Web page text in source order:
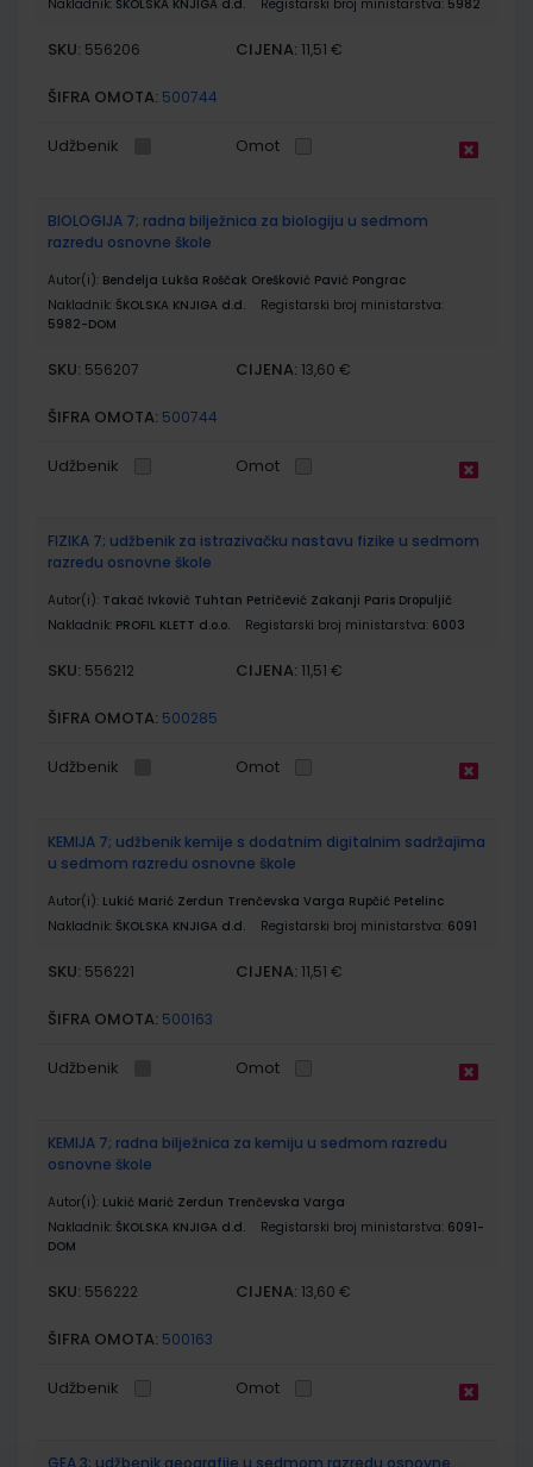
Nakladnik: ŠKOLSKA KNJIGA d.d. Registarski broj ministarstva: 5982
SKU: 556206 CIJENA: 11,51 €
ŠIFRA OMOTA: 500744
Udžbenik Omot
BIOLOGIJA 7; radna bilježnica za biologiju u sedmom
razredu osnovne škole
Autor(i): Bendelja Lukša Roščak Orešković Pavić Pongrac
Nakladnik: ŠKOLSKA KNJIGA d.d.
Registarski broj ministarstva:
5982-DOM
SKU: 556207 CIJENA: 13,60 €
ŠIFRA OMOTA: 500744
Udžbenik Omot
FIZIKA 7; udžbenik za istrazivačku nastavu fizike u sedmom
razredu osnovne škole
Autor(i): Takač Ivković Tuhtan Petričević Zakanji Paris Dropuljić
Nakladnik: PROFIL KLETT d.o.o. Registarski broj ministarstva: 6003
SKU: 556212 CIJENA: 11,51 €
ŠIFRA OMOTA: 500285
Udžbenik Omot
KEMIJA 7; udžbenik kemije s dodatnim digitalnim sadržajima
u sedmom razredu osnovne škole
Autor(i): Lukić Marić Zerdun Trenčevska Varga Rupčić Petelinc
Nakladnik: ŠKOLSKA KNJIGA d.d. Registarski broj ministarstva: 6091
SKU: 556221 CIJENA: 11,51 €
ŠIFRA OMOTA: 500163
Udžbenik Omot
KEMIJA 7; radna bilježnica za kemiju u sedmom razredu
osnovne škole
Autor(i): Lukić Marić Zerdun Trenčevska Varga
Nakladnik: ŠKOLSKA KNJIGA d.d. Registarski broj ministarstva: 6091-
DOM
SKU: 556222 CIJENA: 13,60 €
ŠIFRA OMOTA: 500163
Udžbenik Omot
GEA 3; udžbenik geografije u sedmom razredu osnovne